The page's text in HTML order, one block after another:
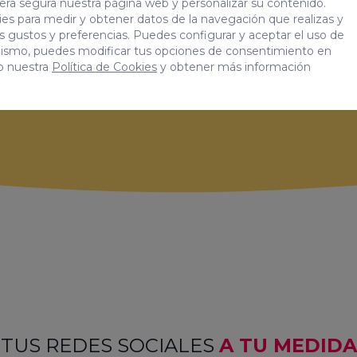
segura nuestra página web y personalizar su contenido.
para medir y obtener datos de la navegación que realizas y
gustos y preferencias. Puedes configurar y aceptar el uso de
puedes modificar tus opciones de consentimiento en
nuestra Política de Cookies y obtener más información
Programacióna medida
Tenemos nuestra propia herramienta
de planificación de redes sociales:
TUS REDES SOCIALES A TU MEDIDA